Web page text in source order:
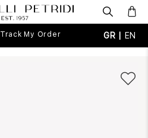
Track My Order GR | EN